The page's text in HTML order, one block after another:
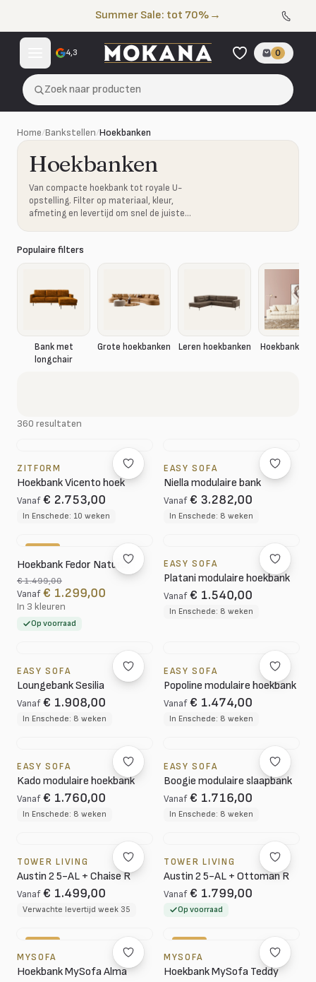
Summer Sale: tot 70% →
4,3 0
Zoek naar producten
Home/Bankstellen/Hoekbanken
Hoekbanken
Van compacte hoekbank tot royale U-
opstelling. Filter op materiaal, kleur,
afmeting en levertijd om snel de juiste
Populaire filters
Bank met
longchair
Grote hoekbanken Leren hoekbanken Hoekbank
360 resultaten
ZITFORM
Hoekbank Vicento hoek
Vanaf € 2.753,00
In Enschede: 10 weken
EASY SOFA
Niella modulaire bank
Vanaf € 3.282,00
In Enschede: 8 weken
Hoekbank Fedor Naturel
€ 1.499,00
Vanaf € 1.299,00
In 3 kleuren
Op voorraad
EASY SOFA
Platani modulaire hoekbank
Vanaf € 1.540,00
In Enschede: 8 weken
EASY SOFA
Loungebank Sesilia
Vanaf € 1.908,00
In Enschede: 8 weken
EASY SOFA
Popoline modulaire hoekbank
Vanaf € 1.474,00
In Enschede: 8 weken
EASY SOFA
Kado modulaire hoekbank
Vanaf € 1.760,00
In Enschede: 8 weken
EASY SOFA
Boogie modulaire slaapbank
Vanaf € 1.716,00
In Enschede: 8 weken
TOWER LIVING
Austin 2 5-AL + Chaise R
Vanaf € 1.499,00
Verwachte levertijd week 35
TOWER LIVING
Austin 2 5-AL + Ottoman R
Vanaf € 1.799,00
Op voorraad
MYSOFA
Hoekbank MySofa Alma
MYSOFA
Hoekbank MySofa Teddy